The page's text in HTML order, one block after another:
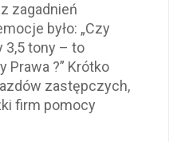
zagadnień
było: „Czy
3,5 tony – to
Prawa ?” Krótko
zastępczych,
firm pomocy